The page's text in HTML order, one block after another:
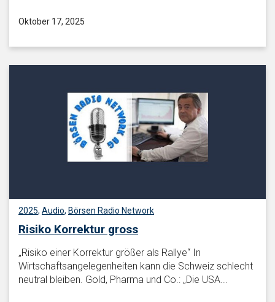
Oktober 17, 2025
2025, Audio, Börsen Radio Network
Risiko Korrektur gross
„Risiko einer Korrektur größer als Rallye“ In
Wirtschaftsangelegenheiten kann die Schweiz schlecht
neutral bleiben. Gold, Pharma und Co.: „Die USA...